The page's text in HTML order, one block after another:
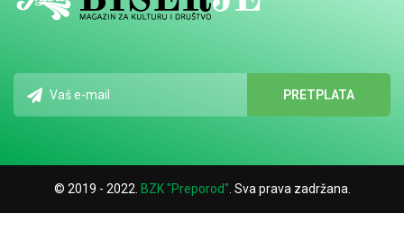
© 2019 - 2022. BZK "Preporod". Sva prava zadržana.